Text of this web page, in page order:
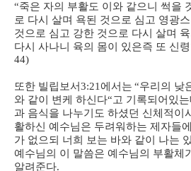
“죽은 자의 부활도 이와 같으니 썩을
로 다시 살며 욕된 것으로 심고 영광
것으로 심고 강한 것으로 다시 살며
다시 사나니 육의 몸이 있은즉 또 신
44)
또한 빌립보서3:21 에서는 “우리의 낮
와 같이 변케 하신다“고 기록되어있는
과 음식을 나누기도 하셨던 신체적이
활하신 예수님은 두려워하는 제자들
가 없으되 너희 보는 바와 같이 나는
예수님의 이 말씀은 예수님의 부활체
알려준다.